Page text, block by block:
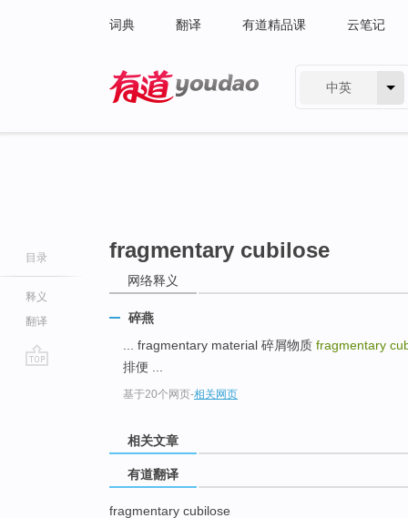
词典 翻译 有道精品课 云笔记
中英
目录
释义
翻译
fragmentary cubilose
网络释义
碎燕
... fragmentary material 碎屑物质 fragmentary
排便 ...
基于20个网页-相关网页
相关文章
有道翻译
fragmentary cubilose